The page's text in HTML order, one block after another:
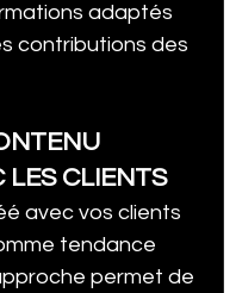
adaptés
contributions des
CLIENTS
avec vos clients
tendance
permet de